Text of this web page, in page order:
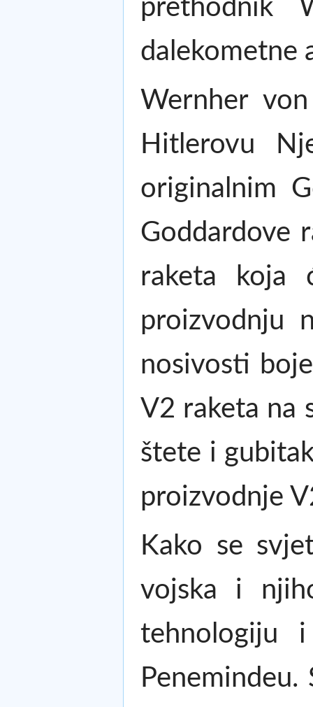
prethodnik
dalekometne
Wernher
Hitlerovu
originalnim
Goddardove
raketa koja
proizvodnju
nosivosti
V2 raketa na
štete i
proizvodnje
Kako se
vojska i
tehnologiju